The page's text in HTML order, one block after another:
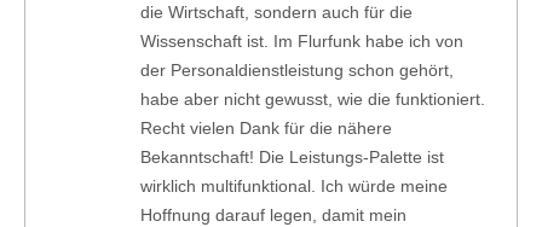
die Wirtschaft, sondern auch für die
Wissenschaft ist. Im Flurfunk habe ich von
der Personaldienstleistung schon gehört,
habe aber nicht gewusst, wie die funktioniert.
Recht vielen Dank für die nähere
Bekanntschaft! Die Leistungs-Palette ist
wirklich multifunktional. Ich würde meine
Hoffnung darauf legen, damit mein